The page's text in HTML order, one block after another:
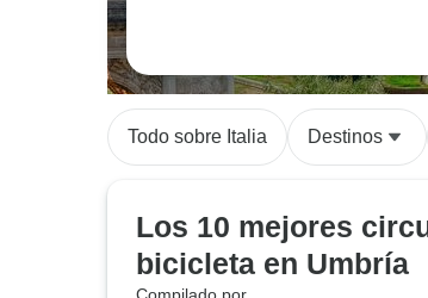
Todo sobre Italia Destinos
Los 10 mejores
bicicleta en Umbría